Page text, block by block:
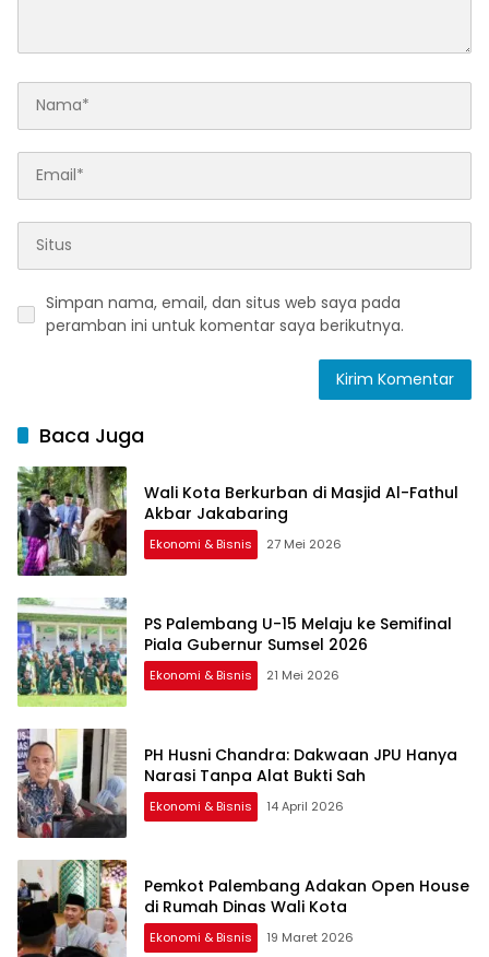
Simpan nama, email, dan situs web saya pada
peramban ini untuk komentar saya berikutnya.
Baca Juga
Wali Kota Berkurban di Masjid Al-Fathul
Akbar Jakabaring
Ekonomi & Bisnis 27 Mei 2026
PS Palembang U-15 Melaju ke Semifinal
Piala Gubernur Sumsel 2026
Ekonomi & Bisnis 21 Mei 2026
PH Husni Chandra: Dakwaan JPU Hanya
Narasi Tanpa Alat Bukti Sah
Ekonomi & Bisnis 14 April 2026
Pemkot Palembang Adakan Open House
di Rumah Dinas Wali Kota
Ekonomi & Bisnis 19 Maret 2026